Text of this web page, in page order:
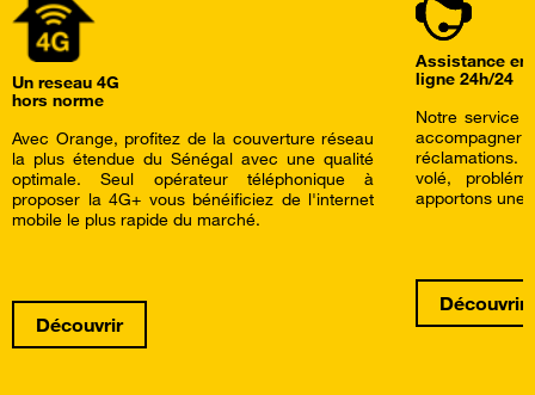
Un reseau 4G
hors norme
Avec Orange, profitez de la couverture réseau
la plus étendue du Sénégal avec une qualité
optimale. Seul opérateur téléphonique à
proposer la 4G+ vous bénéificiez de l'internet
mobile le plus rapide du marché.
Découvrir
Assistance en
ligne 24h/24
Notre service
accompagner
réclamations.
volé,
apportons une
Découvrir